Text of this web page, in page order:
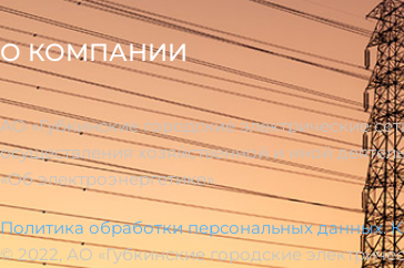
О КОМПАНИИ
АО «Губкинские городские электрические
осуществления хозяйственной и иной
«Об электроэнергетике».
Политика обработки персональных данных.
© 2022, АО «Губкинские городские